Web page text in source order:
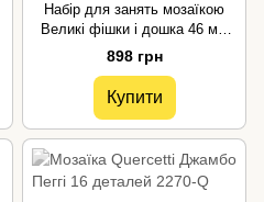
Набір для занять мозаїкою
Великі фішки і дошка 46 мм
24 шт 4400-Q
898 грн
Купити